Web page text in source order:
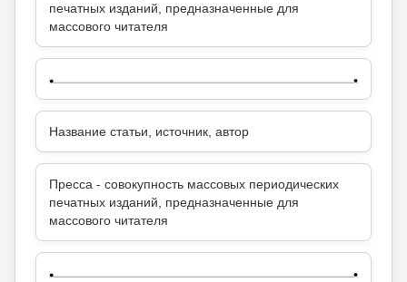
печатных изданий, предназначенные для
массового читателя
Название статьи, источник, автор
Пресса - совокупность массовых периодических
печатных изданий, предназначенные для
массового читателя